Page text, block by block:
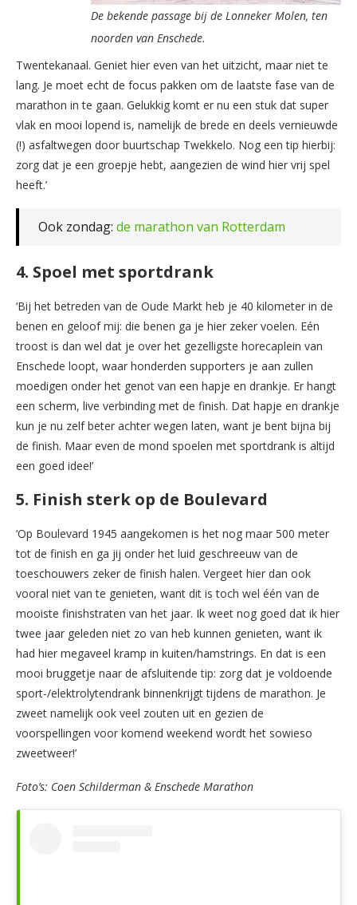
De bekende passage bij de Lonneker Molen, ten
noorden van Enschede.
Twentekanaal. Geniet hier even van het uitzicht, maar niet te
lang. Je moet echt de focus pakken om de laatste fase van de
marathon in te gaan. Gelukkig komt er nu een stuk dat super
vlak en mooi lopend is, namelijk de brede en deels vernieuwde
(!) asfaltwegen door buurtschap Twekkelo. Nog een tip hierbij:
zorg dat je een groepje hebt, aangezien de wind hier vrij spel
heeft.’
Ook zondag: de marathon van Rotterdam
4. Spoel met sportdrank
‘Bij het betreden van de Oude Markt heb je 40 kilometer in de
benen en geloof mij: die benen ga je hier zeker voelen. Eén
troost is dan wel dat je over het gezelligste horecaplein van
Enschede loopt, waar honderden supporters je aan zullen
moedigen onder het genot van een hapje en drankje. Er hangt
een scherm, live verbinding met de finish. Dat hapje en drankje
kun je nu zelf beter achter wegen laten, want je bent bijna bij
de finish. Maar even de mond spoelen met sportdrank is altijd
een goed idee!’
5. Finish sterk op de Boulevard
‘Op Boulevard 1945 aangekomen is het nog maar 500 meter
tot de finish en ga jij onder het luid geschreeuw van de
toeschouwers zeker de finish halen. Vergeet hier dan ook
vooral niet van te genieten, want dit is toch wel één van de
mooiste finishstraten van het jaar. Ik weet nog goed dat ik hier
twee jaar geleden niet zo van heb kunnen genieten, want ik
had hier megaveel kramp in kuiten/hamstrings. En dat is een
mooi bruggetje naar de afsluitende tip: zorg dat je voldoende
sport-/elektrolytendrank binnenkrijgt tijdens de marathon. Je
zweet namelijk ook veel zouten uit en gezien de
voorspellingen voor komend weekend wordt het sowieso
zweetweer!’
Foto’s: Coen Schilderman & Enschede Marathon